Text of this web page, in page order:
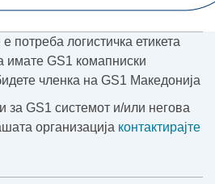
потреба логистичка етикета
GS1 комапниски
членка на GS1 Македонија
GS1 системот и/или негова
организација контактирајте